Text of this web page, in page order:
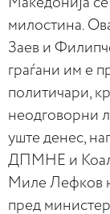
милостина.
Заев и
граѓани им е
политичари,
неодговорни
уште денес,
ДПМНЕ и
Миле Лефков
пред